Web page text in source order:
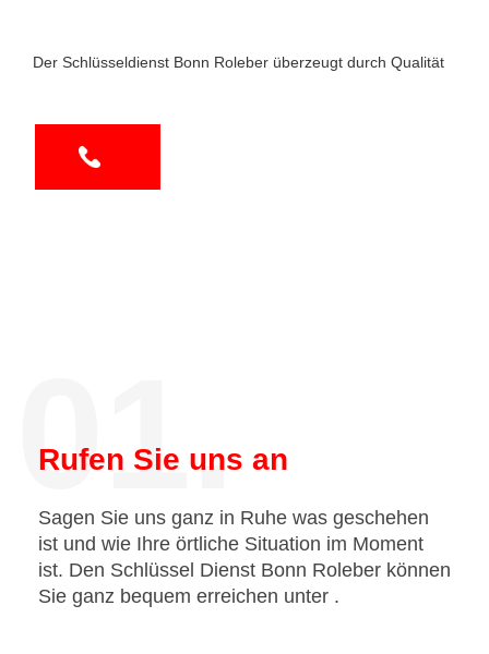
Der Schlüsseldienst Bonn Roleber überzeugt durch Qualität
01.
Rufen Sie uns an
Sagen Sie uns ganz in Ruhe was geschehen
ist und wie Ihre örtliche Situation im Moment
ist. Den Schlüssel Dienst Bonn Roleber können
Sie ganz bequem erreichen unter .